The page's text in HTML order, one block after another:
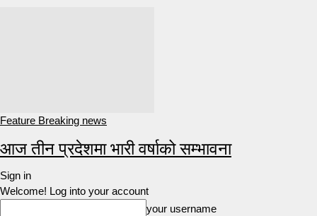
Feature Breaking news
आज तीन प्रदेशमा भारी वर्षाको सम्भावना
Sign in
Welcome! Log into your account
your username